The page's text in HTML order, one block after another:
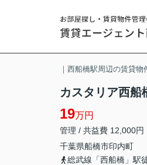
｜西船橋駅周辺の賃貸
カスタリア西
19万円
管理 / 共益費 12,000円
千葉県船橋市印内町
総武線「西船橋」駅